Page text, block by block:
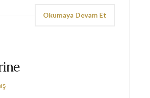
Okumaya Devam Et